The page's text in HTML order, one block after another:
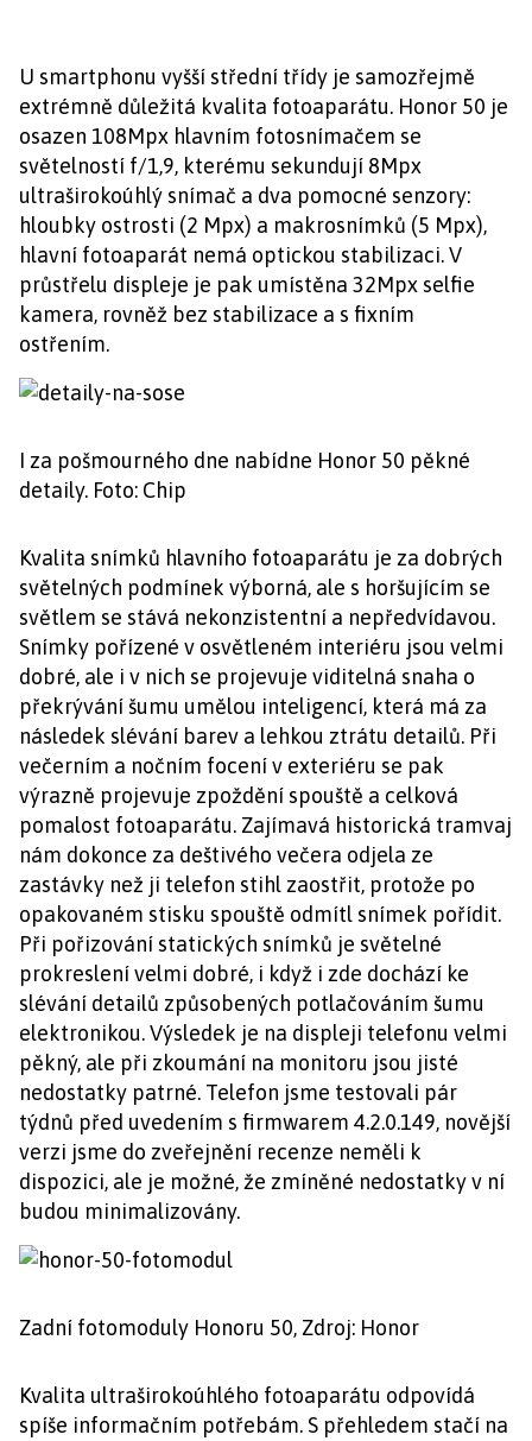
U smartphonu vyšší střední třídy je samozřejmě
extrémně důležitá kvalita fotoaparátu. Honor 50 je
osazen 108Mpx hlavním fotosnímačem se
světelností f/1,9, kterému sekundují 8Mpx
ultraširokoúhlý snímač a dva pomocné senzory:
hloubky ostrosti (2 Mpx) a makrosnímků (5 Mpx),
hlavní fotoaparát nemá optickou stabilizaci. V
průstřelu displeje je pak umístěna 32Mpx selfie
kamera, rovněž bez stabilizace a s fixním
ostřením.
I za pošmourného dne nabídne Honor 50 pěkné
detaily. Foto: Chip
Kvalita snímků hlavního fotoaparátu je za dobrých
světelných podmínek výborná, ale s horšujícím se
světlem se stává nekonzistentní a nepředvídavou.
Snímky pořízené v osvětleném interiéru jsou velmi
dobré, ale i v nich se projevuje viditelná snaha o
překrývání šumu umělou inteligencí, která má za
následek slévání barev a lehkou ztrátu detailů. Při
večerním a nočním focení v exteriéru se pak
výrazně projevuje zpoždění spouště a celková
pomalost fotoaparátu. Zajímavá historická tramvaj
nám dokonce za deštivého večera odjela ze
zastávky než ji telefon stihl zaostřit, protože po
opakovaném stisku spouště odmítl snímek pořídit.
Při pořizování statických snímků je světelné
prokreslení velmi dobré, i když i zde dochází ke
slévání detailů způsobených potlačováním šumu
elektronikou. Výsledek je na displeji telefonu velmi
pěkný, ale při zkoumání na monitoru jsou jisté
nedostatky patrné. Telefon jsme testovali pár
týdnů před uvedením s firmwarem 4.2.0.149, novější
verzi jsme do zveřejnění recenze neměli k
dispozici, ale je možné, že zmíněné nedostatky v ní
budou minimalizovány.
Zadní fotomoduly Honoru 50, Zdroj: Honor
Kvalita ultraširokoúhlého fotoaparátu odpovídá
spíše informačním potřebám. S přehledem stačí na